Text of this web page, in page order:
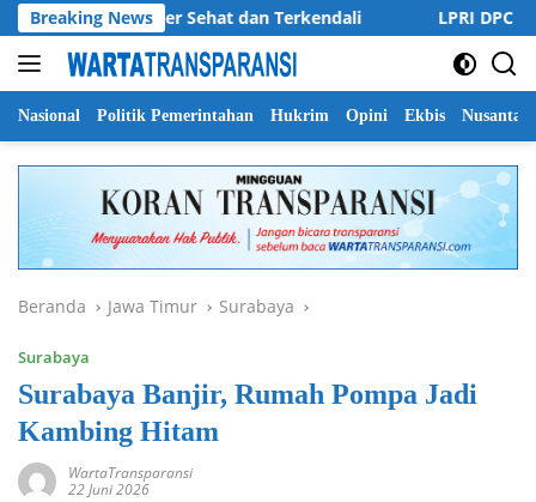
Langsung
ke
konten
Breaking News
Jember Sehat dan Terkendali LPRI DPC
Nasional Politik Pemerintahan Hukrim Opini Ekbis Nusantara
Beranda Jawa Timur Surabaya
Surabaya
Surabaya Banjir, Rumah Pompa Jadi
Kambing Hitam
WartaTransparansi
22 Juni 2026